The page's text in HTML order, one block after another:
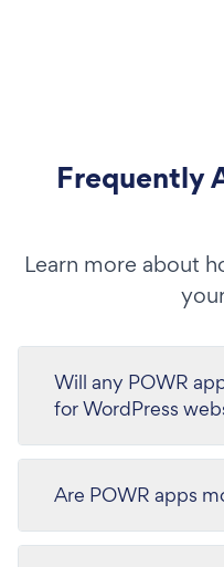
Frequently
Learn more about
Will any POWR
for WordPress
Are POWR apps